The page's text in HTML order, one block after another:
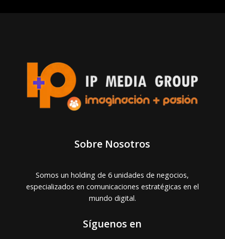
Sobre Nosotros
Somos un holding de 6 unidades de negocios,
especializados en comunicaciones estratégicas en el
mundo digital.
Síguenos en